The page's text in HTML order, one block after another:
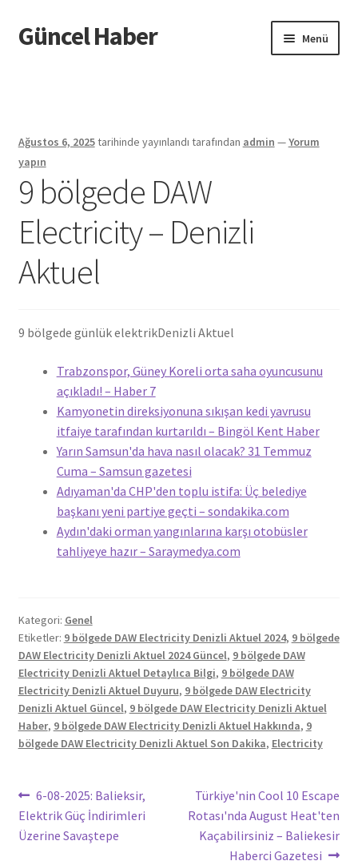
Dolaşıma
geç
İçeriğe
geç
Güncel Haber Menü
Ağustos 6, 2025tarihinde yayınlandı tarafından admin —Yorum
yapın
9 bölgede DAW
Electricity – Denizli
Aktuel
9 bölgede günlük elektrikDenizli Aktuel
Trabzonspor, Güney Koreli orta saha oyuncusunu
açıkladı! – Haber 7
Kamyonetin direksiyonuna sıkışan kedi yavrusu
itfaiye tarafından kurtarıldı – Bingöl Kent Haber
Yarın Samsun'da hava nasıl olacak? 31 Temmuz
Cuma – Samsun gazetesi
Adıyaman'da CHP'den toplu istifa: Üç belediye
başkanı yeni partiye geçti – sondakika.com
Aydın'daki orman yangınlarına karşı otobüsler
tahliyeye hazır – Saraymedya.com
Kategori: Genel
Etiketler: 9 bölgede DAW Electricity Denizli Aktuel 2024, 9 bölgede
DAW Electricity Denizli Aktuel 2024 Güncel, 9 bölgede DAW
Electricity Denizli Aktuel Detaylıca Bilgi, 9 bölgede DAW
Electricity Denizli Aktuel Duyuru, 9 bölgede DAW Electricity
Denizli Aktuel Güncel, 9 bölgede DAW Electricity Denizli Aktuel
Haber, 9 bölgede DAW Electricity Denizli Aktuel Hakkında, 9
bölgede DAW Electricity Denizli Aktuel Son Dakika, Electricity
Yazı
gezinmesi
Önceki
yazı:
6-08-2025: Balieksir,
Elektrik Güç İndirimleri
Üzerine Savaştepe
Sonraki
yazı:
Türkiye'nin Cool 10 Escape
Rotası'nda August Heat'ten
Kaçabilirsiniz – Baliekesir
Haberci Gazetesi